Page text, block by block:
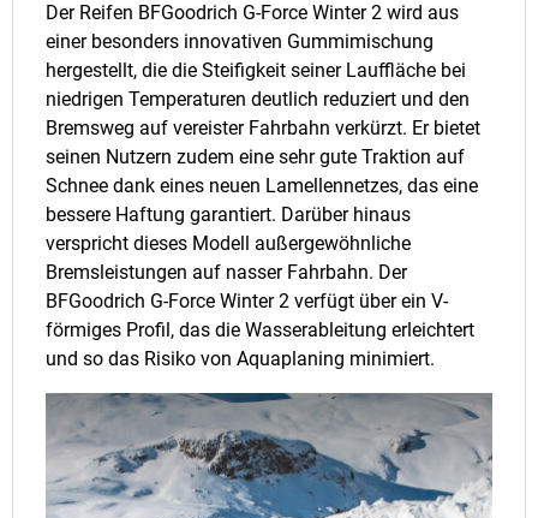
Der Reifen BFGoodrich G-Force Winter 2 wird aus
einer besonders innovativen Gummimischung
hergestellt, die die Steifigkeit seiner Lauffläche bei
niedrigen Temperaturen deutlich reduziert und den
Bremsweg auf vereister Fahrbahn verkürzt. Er bietet
seinen Nutzern zudem eine sehr gute Traktion auf
Schnee dank eines neuen Lamellennetzes, das eine
bessere Haftung garantiert. Darüber hinaus
verspricht dieses Modell außergewöhnliche
Bremsleistungen auf nasser Fahrbahn. Der
BFGoodrich G-Force Winter 2 verfügt über ein V-
förmiges Profil, das die Wasserableitung erleichtert
und so das Risiko von Aquaplaning minimiert.